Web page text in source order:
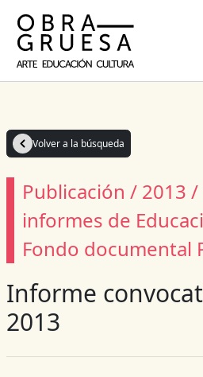
contenido
Volver a la búsqueda
Publicación / 2013 /
informes de
Fondo documental
Informe
2013